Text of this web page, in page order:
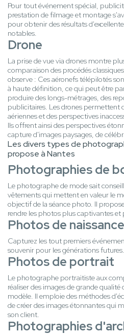
Pour tout événement spécial,
prestation de filmage et montage
pour obtenir des résultats
notables.
Drone
La prise de vue via drones montre
comparaison des procédés
observe : Ces aéronefs télépilotés
à haute définition, ce qui peut être
produire des longs-métrages, des
publicitaires. Les drones permettent
aériennes et des perspectives
Ils offrent ainsi des perspectives
capture d'images paysages, de
Les divers types de
propose à Nantes
Photographies de
Le photographe de mode sait
vêtements qui mettent en valeur le
objectif de la séance photo. Il
rendre les photos plus captivantes et
Photos de naissance
Capturez les tout premiers
souvenir pour les générations futures.
Photos de portrait
Le photographe portraitiste aux
réaliser des images de grande qualité
modèle. Il emploie des méthodes
de créer des images étonnantes qui
son client.
Photographies